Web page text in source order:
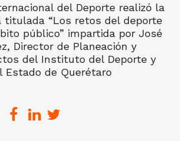
del Deporte realizó la
titulada “Los retos del deporte
público” impartida por José
Director de Planeación y
del Instituto del Deporte y
Estado de Querétaro